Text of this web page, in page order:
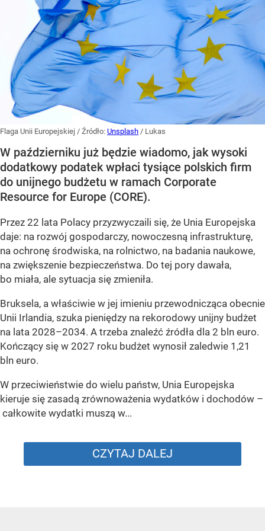
Flaga Unii Europejskiej / Źródło: Unsplash / Lukas
W październiku już będzie wiadomo, jak wysoki
dodatkowy podatek wpłaci tysiące polskich firm
do unijnego budżetu w ramach Corporate
Resource for Europe (CORE).
Przez 22 lata Polacy przyzwyczaili się, że Unia Europejska
daje: na rozwój gospodarczy, nowoczesną infrastrukturę,
na ochronę środwiska, na rolnictwo, na badania naukowe,
na zwiększenie bezpieczeństwa. Do tej pory dawała,
bo miała, ale sytuacja się zmieniła.
Bruksela, a właściwie w jej imieniu przewodnicząca obecnie
Unii Irlandia, szuka pieniędzy na rekorodowy unijny budżet
na lata 2028–2034. A trzeba znaleźć źródła dla 2 bln euro.
Kończący się w 2027 roku budżet wynosił zaledwie 1,21
bln euro.
W przeciwieństwie do wielu państw, Unia Europejska
kieruje się zasadą zrównoważenia wydatków i dochodów –
całkowite wydatki muszą w...
CZYTAJ DALEJ